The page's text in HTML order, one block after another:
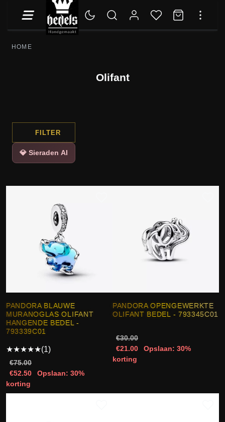
HOME
Olifant
FILTER
💎 Sieraden AI
PANDORA BLAUWE
MURANOGLAS OLIFANT
HANGENDE BEDEL -
793339C01
★★★★★(1)
€75.00
€52.50
Opslaan: 30%
korting
PANDORA OPENGEWERKTE
OLIFANT BEDEL - 793345C01
€30.00
€21.00
Opslaan: 30%
korting